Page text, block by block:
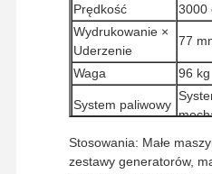
Prędkość
3000
Wydrukowanie ×
Uderzenie
77
Waga 96 kg
System paliwowy
Metoda
przyjmowania
Stosowania: Małe
zestawy generatorów,